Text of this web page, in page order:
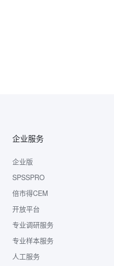
企业服务
企业版
SPSSPRO
倍市得CEM
开放平台
专业调研服务
专业样本服务
人工服务